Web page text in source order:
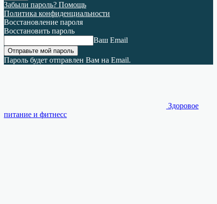
Забыли пароль? Помощь
Политика конфиденциальности
Восстановление пароля
Восстановить пароль
Ваш Email
Пароль будет отправлен Вам на Email.
Здоровое
питание и фитнесс